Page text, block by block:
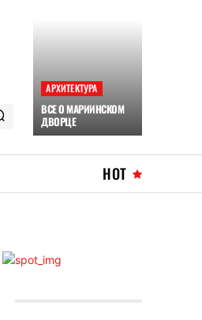
АРХИТЕКТУРА
ВСЕ О МАРИИНСКОМ
ДВОРЦЕ
HOT